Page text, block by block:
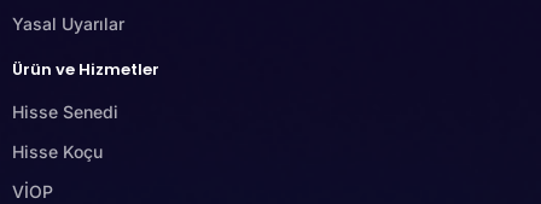
Yasal Uyarılar
Ürün ve Hizmetler
Hisse Senedi
Hisse Koçu
VİOP